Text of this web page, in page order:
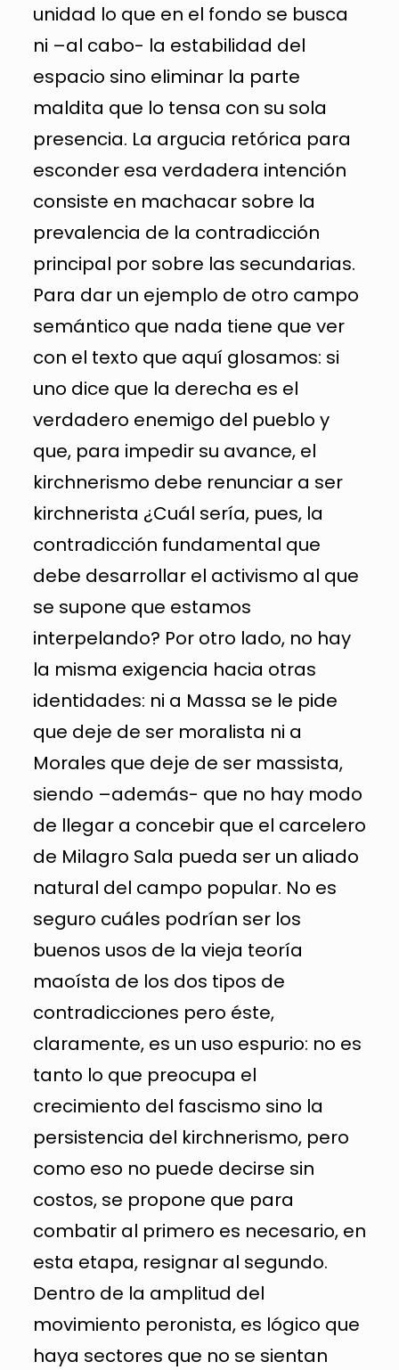
unidad lo que en el fondo se busca
ni –al cabo- la estabilidad del
espacio sino eliminar la parte
maldita que lo tensa con su sola
presencia. La argucia retórica para
esconder esa verdadera intención
consiste en machacar sobre la
prevalencia de la contradicción
principal por sobre las secundarias.
Para dar un ejemplo de otro campo
semántico que nada tiene que ver
con el texto que aquí glosamos: si
uno dice que la derecha es el
verdadero enemigo del pueblo y
que, para impedir su avance, el
kirchnerismo debe renunciar a ser
kirchnerista ¿Cuál sería, pues, la
contradicción fundamental que
debe desarrollar el activismo al que
se supone que estamos
interpelando? Por otro lado, no hay
la misma exigencia hacia otras
identidades: ni a Massa se le pide
que deje de ser moralista ni a
Morales que deje de ser massista,
siendo –además- que no hay modo
de llegar a concebir que el carcelero
de Milagro Sala pueda ser un aliado
natural del campo popular. No es
seguro cuáles podrían ser los
buenos usos de la vieja teoría
maoísta de los dos tipos de
contradicciones pero éste,
claramente, es un uso espurio: no es
tanto lo que preocupa el
crecimiento del fascismo sino la
persistencia del kirchnerismo, pero
como eso no puede decirse sin
costos, se propone que para
combatir al primero es necesario, en
esta etapa, resignar al segundo.
Dentro de la amplitud del
movimiento peronista, es lógico que
haya sectores que no se sientan